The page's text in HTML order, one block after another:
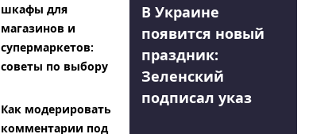
шкафы для
магазинов и
супермаркетов:
советы по выбору
Как модерировать
комментарии под
В Украине
появится новый
праздник:
Зеленский
подписал указ